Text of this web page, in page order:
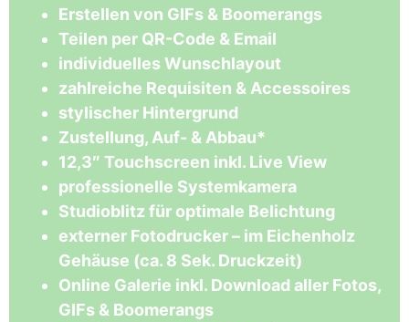
Erstellen von GIFs & Boomerangs
Teilen per QR-Code & Email
individuelles Wunschlayout
zahlreiche Requisiten & Accessoires
stylischer Hintergrund
Zustellung, Auf- & Abbau*
12,3″ Touchscreen inkl. Live View
professionelle Systemkamera
Studioblitz für optimale Belichtung
externer Fotodrucker – im Eichenholz
Gehäuse (ca. 8 Sek. Druckzeit)
Online Galerie inkl. Download aller Fotos,
GIFs & Boomerangs